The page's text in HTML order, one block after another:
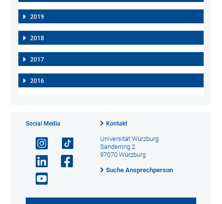
2019
2018
2017
2016
Social Media Kontakt
Universität Würzburg
Sanderring 2
97070 Würzburg
Suche Ansprechperson